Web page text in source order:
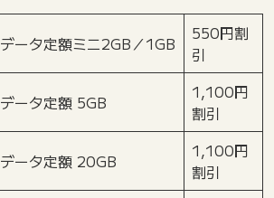
データ定額ミニ2GB／1GB
550円割
引
データ定額 5GB
1,100円
割引
データ定額 20GB
1,100円
割引